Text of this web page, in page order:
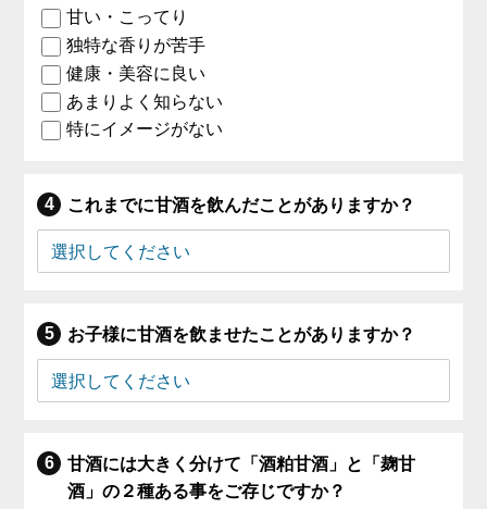
甘い・こってり
独特な香りが苦手
健康・美容に良い
あまりよく知らない
特にイメージがない
これまでに甘酒を飲んだことがありますか？
お子様に甘酒を飲ませたことがありますか？
甘酒には大きく分けて「酒粕甘酒」と「麹甘
酒」の２種ある事をご存じですか？